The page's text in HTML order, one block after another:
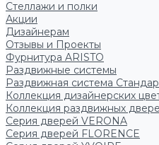
Стеллажи и полки
Акции
Дизайнерам
Отзывы и Проекты
Фурнитура ARISTO
Раздвижные системы
Раздвижная система
Коллекция дизайнерских
Коллекция раздвижных
Серия дверей VERONA
Серия дверей FLORENCE